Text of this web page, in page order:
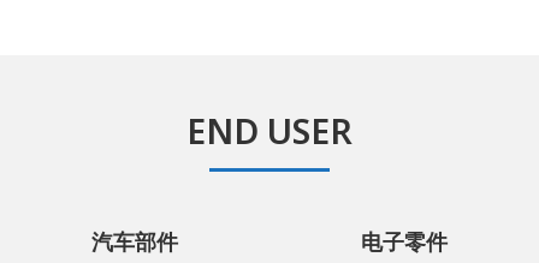
END USER
汽车部件 电子零件